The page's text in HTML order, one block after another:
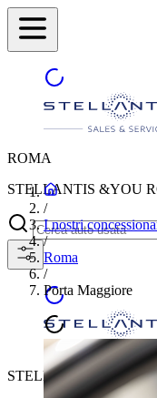
ROMA
STELLANTIS &YOU
STELLANTIS &YOU
/
I nostri
/
Roma
/
Porta Maggiore